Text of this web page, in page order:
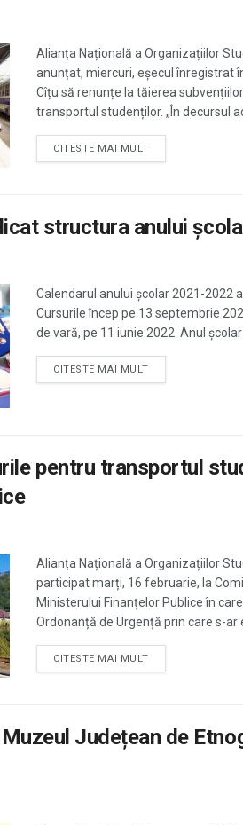
Alianța Națională a Organizațiilor
anunțat, miercuri, eșecul înregistrat
Cîțu să renunțe la tăierea
transportul studenților. „În decursul
CITESTE MAI MULT
structura anului
Calendarul anului școlar 2021-2022
Cursurile încep pe 13 septembrie
de vară, pe 11 iunie 2022. Anul școlar
CITESTE MAI MULT
pentru transportul
Alianța Națională a Organizațiilor
participat marți, 16 februarie, la
Ministerului Finanțelor Publice în
Ordonanță de Urgență prin care s-ar
CITESTE MAI MULT
Județean de